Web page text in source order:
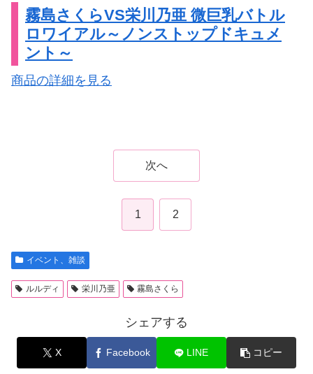
霧島さくらVS栄川乃亜 微巨乳バトル
ロワイアル～ノンストップドキュメ
ント～
商品の詳細を見る
次へ
1 2
イベント、雑談
ルルディ 栄川乃亜 霧島さくら
シェアする
X Facebook LINE コピー